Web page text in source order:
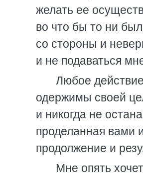
желать ее
во что бы то ни
со стороны и
и не подаваться
Любое
одержимы своей
и никогда не
проделанная вами
продолжение и
Мне опять